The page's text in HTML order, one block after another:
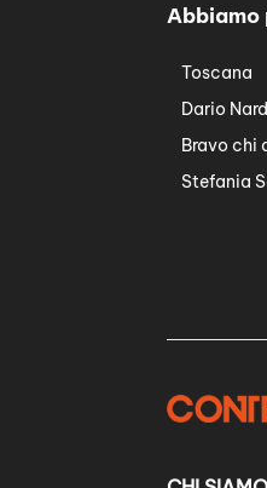
Abbiamo
Toscana
Dario
Bravo chi
Stefania